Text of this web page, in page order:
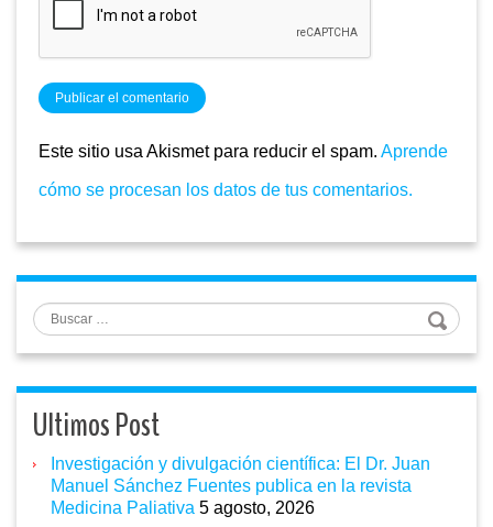
Este sitio usa Akismet para reducir el spam. Aprende
cómo se procesan los datos de tus comentarios.
Buscar
Ultimos Post
Investigación y divulgación científica: El Dr. Juan
Manuel Sánchez Fuentes publica en la revista
Medicina Paliativa 5 agosto, 2026